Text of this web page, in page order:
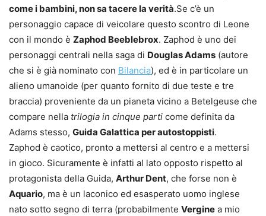
come i bambini, non sa tacere la verità.Se c’è un
personaggio capace di veicolare questo scontro di Leone
con il mondo è Zaphod Beeblebrox. Zaphod è uno dei
personaggi centrali nella saga di Douglas Adams (autore
che si è già nominato con Bilancia), ed è in particolare un
alieno umanoide (per quanto fornito di due teste e tre
braccia) proveniente da un pianeta vicino a Betelgeuse che
compare nella trilogia in cinque parti come definita da
Adams stesso, Guida Galattica per autostoppisti.
Zaphod è caotico, pronto a mettersi al centro e a mettersi
in gioco. Sicuramente è infatti al lato opposto rispetto al
protagonista della Guida, Arthur Dent, che forse non è
Aquario, ma è un laconico ed esasperato uomo inglese
nato sotto segno di terra (probabilmente Vergine a mio